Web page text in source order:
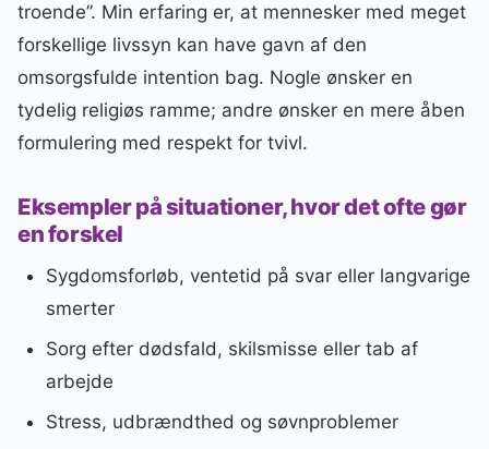
troende”. Min erfaring er, at mennesker med meget
forskellige livssyn kan have gavn af den
omsorgsfulde intention bag. Nogle ønsker en
tydelig religiøs ramme; andre ønsker en mere åben
formulering med respekt for tvivl.
Eksempler på situationer, hvor det ofte gør
en forskel
Sygdomsforløb, ventetid på svar eller langvarige
smerter
Sorg efter dødsfald, skilsmisse eller tab af
arbejde
Stress, udbrændthed og søvnproblemer